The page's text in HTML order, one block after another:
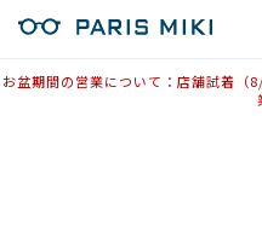
お盆期間の営業について：店舗試着